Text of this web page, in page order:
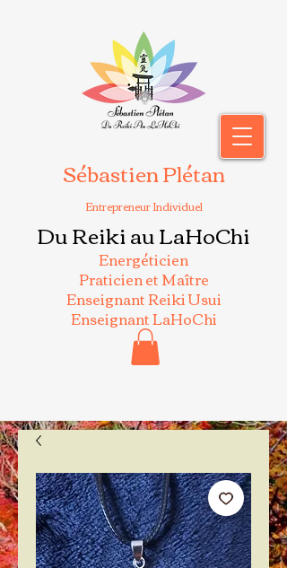
Sébastien Plétan
Entrepreneur Individuel
Du Reiki au LaHoChi
Energéticien
Praticien et Maître
Enseignant Reiki Usui
Enseignant LaHoChi